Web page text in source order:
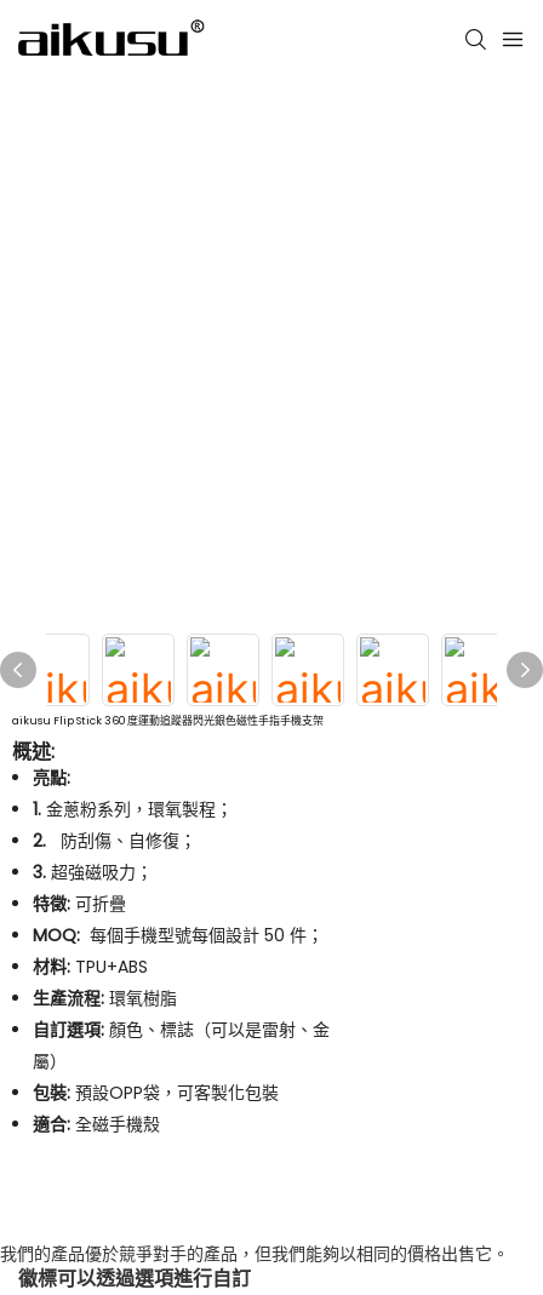
aikusu Flip Stick 360 度運動追蹤器閃光銀色磁性手指手機支架
概述:
亮點:
1. 金蔥粉系列，環氧製程；
2.
防刮傷、自修復；
3. 超強磁吸力；
特徵: 可折疊
MOQ: 每個手機型號每個設計 50 件；
材料: TPU+ABS
生產流程: 環氧樹脂
自訂選項: 顏色、標誌（可以是雷射、金
屬）
包裝: 預設OPP袋，可客製化包裝
適合: 全磁手機殼
我們的產品優於競爭對手的產品，但我們能夠以相同的價格出售它。
徽標可以透過選項進行自訂